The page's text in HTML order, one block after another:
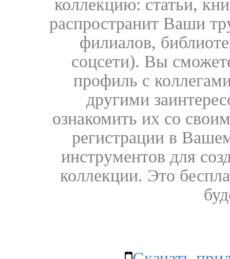
коллекцию: статьи,
распространит Ваши
филиалов,
соцсети). Вы
профиль с
другими
ознакомить их со
регистрации в
инструментов для
коллекции. Это